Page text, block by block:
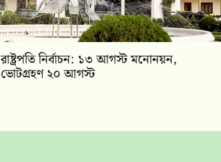
রাষ্ট্রপতি নির্বাচন: ১৩ আগস্ট মনোনয়ন,
ভোটগ্রহণ ২০ আগস্ট